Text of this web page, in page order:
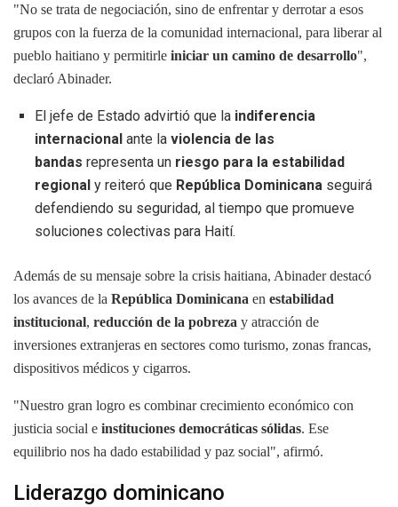
"No se trata de negociación, sino de enfrentar y derrotar a esos
grupos con la fuerza de la comunidad internacional, para liberar al
pueblo haitiano y permitirle iniciar un camino de desarrollo",
declaró Abinader.
El jefe de Estado advirtió que la indiferencia
internacional ante la violencia de las
bandas representa un riesgo para la estabilidad
regional y reiteró que República Dominicana seguirá
defendiendo su seguridad, al tiempo que promueve
soluciones colectivas para Haití.
Además de su mensaje sobre la crisis haitiana, Abinader destacó
los avances de la República Dominicana en estabilidad
institucional, reducción de la pobreza y atracción de
inversiones extranjeras en sectores como turismo, zonas francas,
dispositivos médicos y cigarros.
"Nuestro gran logro es combinar crecimiento económico con
justicia social e instituciones democráticas sólidas. Ese
equilibrio nos ha dado estabilidad y paz social", afirmó.
Liderazgo dominicano